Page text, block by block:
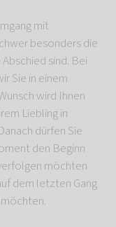
mit
besonders die
sind. Bei
Sie in einem
wird Ihnen
Liebling in
dürfen Sie
den Beginn
möchten
dem letzten Gang